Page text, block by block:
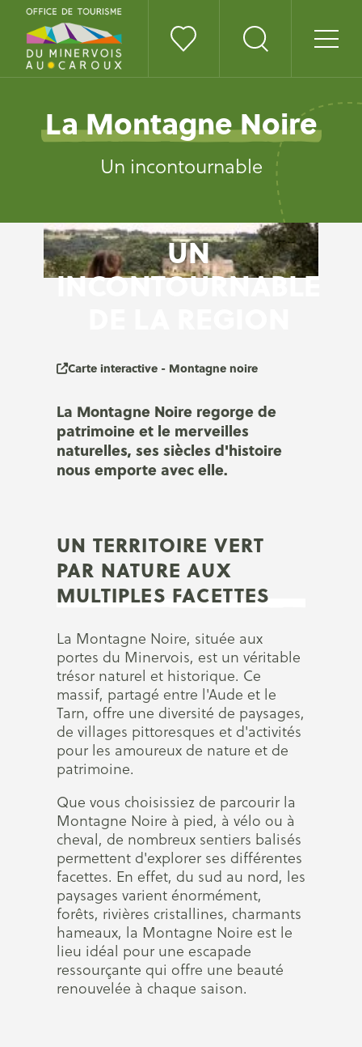
La Montagne Noire
Un incontournable
UN
INCONTOURNABLE
Carte interactive - Montagne noire
La Montagne Noire regorge de
patrimoine et le merveilles
naturelles, ses siècles d'histoire
nous emporte avec elle.
UN TERRITOIRE VERT
PAR NATURE AUX
MULTIPLES FACETTES
La Montagne Noire, située aux
portes du Minervois, est un véritable
trésor naturel et historique. Ce
massif, partagé entre l'Aude et le
Tarn, offre une diversité de paysages,
de villages pittoresques et d'activités
pour les amoureux de nature et de
patrimoine.
Que vous choisissiez de parcourir la
Montagne Noire à pied, à vélo ou à
cheval, de nombreux sentiers balisés
permettent d'explorer ses différentes
facettes. En effet, du sud au nord, les
paysages varient énormément,
forêts, rivières cristallines, charmants
hameaux, la Montagne Noire est le
lieu idéal pour une escapade
ressourçante qui offre une beauté
renouvelée à chaque saison.